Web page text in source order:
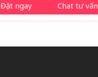
Đặt ngay
Chat tư vấn